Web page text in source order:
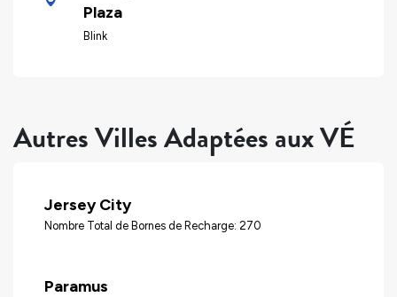
Plaza
Blink
Autres Villes Adaptées aux VÉ
Jersey City
Nombre Total de Bornes de Recharge: 270
Paramus